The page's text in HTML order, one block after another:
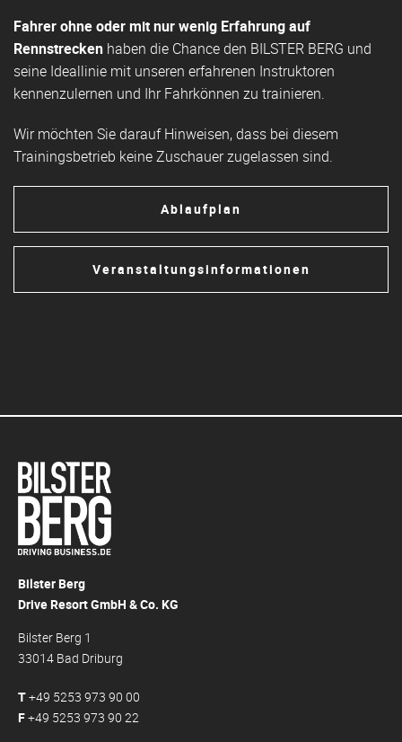
Fahrerohne oder mit nur wenig Erfahrung auf
Rennstrecken haben die Chance den BILSTER BERG und
seine Ideallinie mit unseren erfahrenen Instruktoren
kennenzulernen und Ihr Fahrkönnen zu trainieren.
Wir möchten Sie darauf Hinweisen, dass bei diesem
Trainingsbetrieb keine Zuschauer zugelassen sind.
Ablaufplan
Veranstaltungsinformationen
Bilster Berg
Drive Resort GmbH & Co. KG
Bilster Berg 1
33014 Bad Driburg
T+49 5253 973 90 00
F+49 5253 973 90 22